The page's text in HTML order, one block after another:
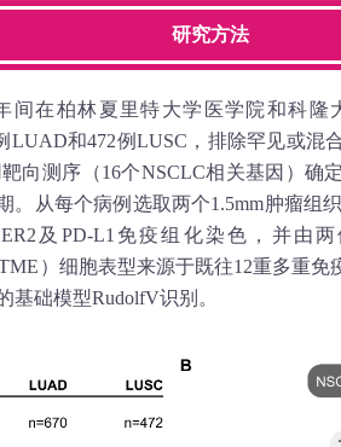
研究方法
间在柏林夏里特大学医学院和科隆
LUAD和472例LUSC，排除罕见或混
向测序（16个NSCLC相关基因）确
。从每个病例选取两个1.5mm肿瘤组
及PD‑L1免疫组化染色，并由
）细胞表型来源于既往12重多重
基础模型RudolfV识别。